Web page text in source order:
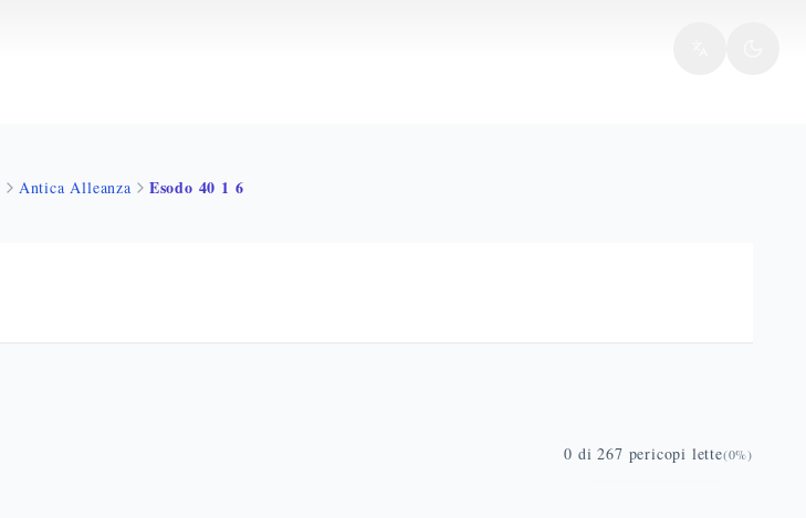
Antica Alleanza Esodo 40 1 6
0 di 267 pericopi lette(0%)